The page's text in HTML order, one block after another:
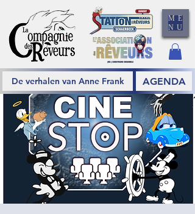
De verhalen van Anne Frank AGENDA
ME
NU